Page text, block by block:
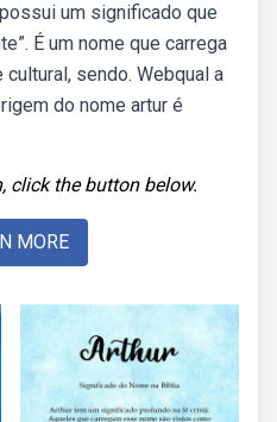
um significado que
É um nome que carrega
sendo. Webqual a
do nome artur é
click the button below.
MORE